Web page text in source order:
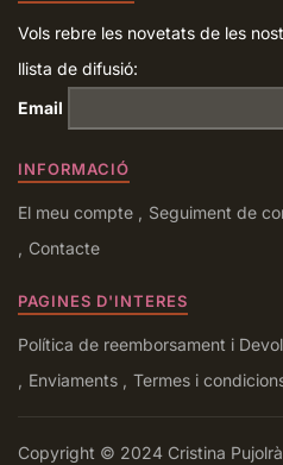
Vols rebre les novetats de les
llista de difusió:
Email
INFORMACIÓ
El meu compte Seguiment de
Contacte
PAGINES D'INTERES
Política de reemborsament i
Enviaments
Termes i
Copyright © 2024 Cristina